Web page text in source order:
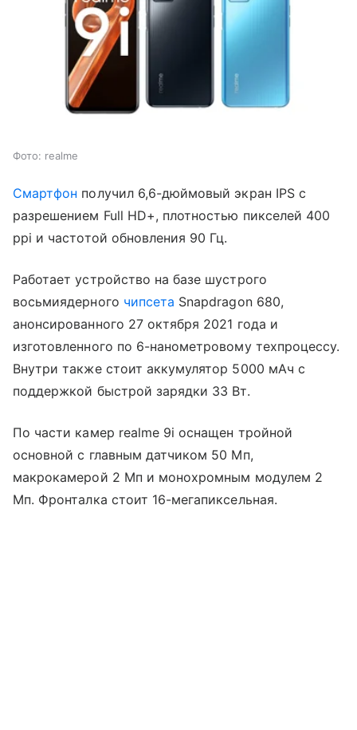
Фото: realme
Смартфон получил 6,6-дюймовый экран IPS с
разрешением Full HD+, плотностью пикселей 400
ppi и частотой обновления 90 Гц.
Работает устройство на базе шустрого
восьмиядерного чипсета Snapdragon 680,
анонсированного 27 октября 2021 года и
изготовленного по 6-нанометровому техпроцессу.
Внутри также стоит аккумулятор 5000 мАч с
поддержкой быстрой зарядки 33 Вт.
По части камер realme 9i оснащен тройной
основной с главным датчиком 50 Мп,
макрокамерой 2 Мп и монохромным модулем 2
Мп. Фронталка стоит 16-мегапиксельная.